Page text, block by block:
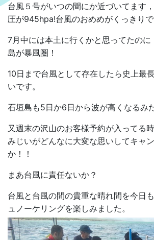
台風５号がいつの間にか近づいてます
圧が945hpa!台風のおめめがくっきりで
7月中には本土に行くかと思ってたの
島が暴風圏！
10日まで台風として存在したら史上最
いです。
石垣島も5日か6日から波が高くなるみ
又週末の沢山のお客様予約が入ってる
みじいがどんなに大変な思いしてキャ
か！！
まあ台風に責任ないか？
台風と台風の間の貴重な晴れ間を今日
ュノーケリングを楽しみました。